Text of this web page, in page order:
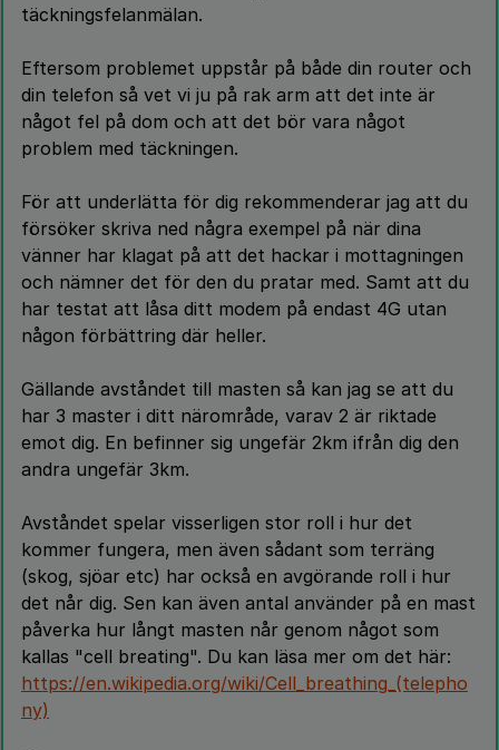
täckningsfelanmälan.
Eftersom problemet uppstår på både din router och
din telefon så vet vi ju på rak arm att det inte är
något fel på dom och att det bör vara något
problem med täckningen.
För att underlätta för dig rekommenderar jag att du
försöker skriva ned några exempel på när dina
vänner har klagat på att det hackar i mottagningen
och nämner det för den du pratar med. Samt att du
har testat att låsa ditt modem på endast 4G utan
någon förbättring där heller.
Gällande avståndet till masten så kan jag se att du
har 3 master i ditt närområde, varav 2 är riktade
emot dig. En befinner sig ungefär 2km ifrån dig den
andra ungefär 3km.
Avståndet spelar visserligen stor roll i hur det
kommer fungera, men även sådant som terräng
(skog, sjöar etc) har också en avgörande roll i hur
det når dig. Sen kan även antal använder på en mast
påverka hur långt masten når genom något som
kallas "cell breating". Du kan läsa mer om det här:
https://en.wikipedia.org/wiki/Cell_breathing_(telepho
ny)